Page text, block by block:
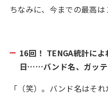
ちなみに、今までの最高は
16回！ TENGA統計に
日……バンド名、ガッテ
「（笑）。バンド名はそ